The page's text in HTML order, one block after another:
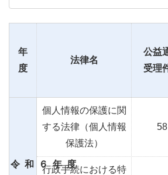
年
度
法律名
公益
受理
令和６年度
個人情報の保護に関
する法律（個人情報
保護法）
58
行政手続における特